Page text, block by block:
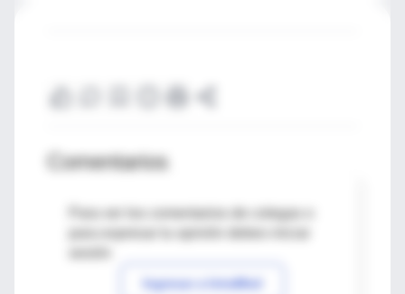
Comentarios
Para ver los comentarios de colegas o
Ingresar a IntraMed